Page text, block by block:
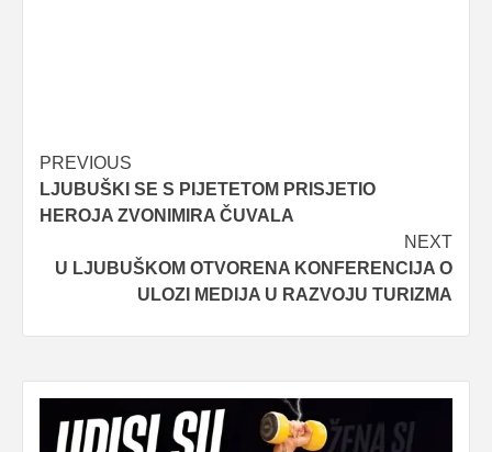
Post
navigation
PREVIOUS
LJUBUŠKI SE S PIJETETOM PRISJETIO
HEROJA ZVONIMIRA ČUVALA
NEXT
U LJUBUŠKOM OTVORENA KONFERENCIJA O
ULOZI MEDIJA U RAZVOJU TURIZMA